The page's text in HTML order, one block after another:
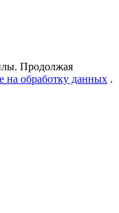
Продолжая
на обработку данных .